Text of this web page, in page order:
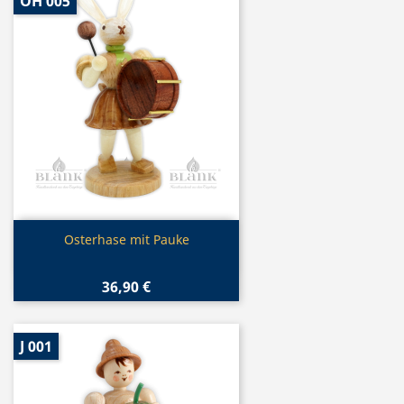
Vorschau
Osterhase mit Pauke
36,90 €
J 001